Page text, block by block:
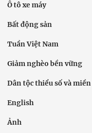
Ô tô xe máy
Bất động sản
Tuần Việt Nam
Giảm nghèo bền vững
Dân tộc thiểu số và
English
Ảnh